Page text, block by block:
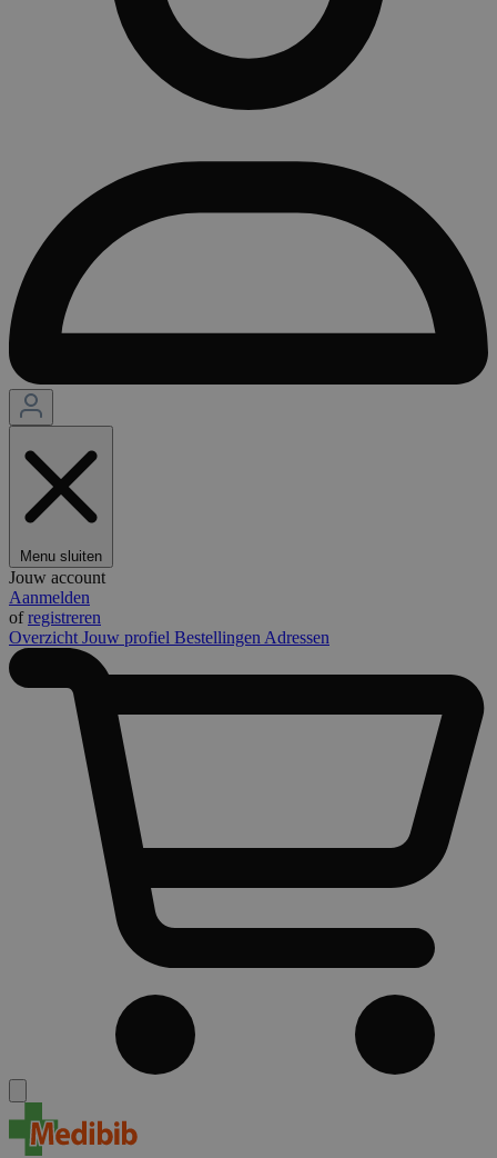
Menu sluiten
Jouw account
Aanmelden
ofregistreren
Overzicht Jouw profiel Bestellingen Adressen